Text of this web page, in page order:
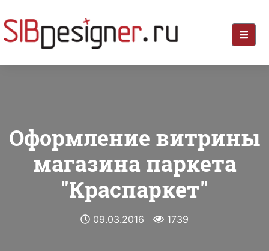
Оформление витрины
магазина паркета
"Краспаркет"
09.03.2016 1739